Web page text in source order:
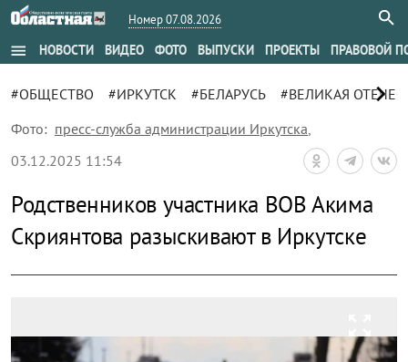
Номер 07.08.2026
menu НОВОСТИ ВИДЕО ФОТО ВЫПУСКИ ПРОЕКТЫ ПРАВОВОЙ
#ОБЩЕСТВО #ИРКУТСК #БЕЛАРУСЬ #ВЕЛИКАЯ chevron_right
Фото: пресс-служба администрации Иркутска,
03.12.2025 11:54
Родственников участника ВОВ Акима
Скриянтова разыскивают в Иркутске